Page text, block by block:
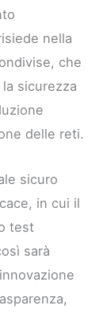
nella
che
sicurezza
delle reti.
sicuro
in cui il
test
sarà